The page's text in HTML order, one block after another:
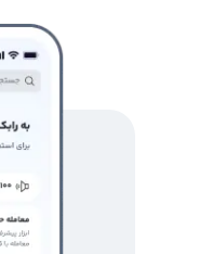
می‌دهد. در
گولم در گرو
برای خرید و
استفاده
بفروشید یا